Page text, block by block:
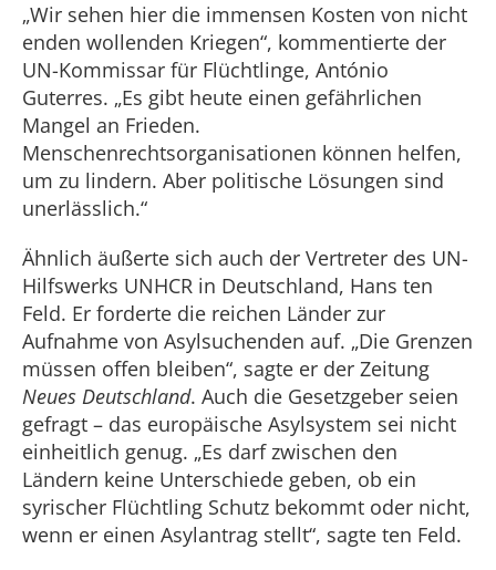
„Wir sehen hier die immensen Kosten von nicht
enden wollenden Kriegen“, kommentierte der
UN-Kommissar für Flüchtlinge, António
Guterres. „Es gibt heute einen gefährlichen
Mangel an Frieden.
Menschenrechtsorganisationen können helfen,
um zu lindern. Aber politische Lösungen sind
unerlässlich.“
Ähnlich äußerte sich auch der Vertreter des UN-
Hilfswerks UNHCR in Deutschland, Hans ten
Feld. Er forderte die reichen Länder zur
Aufnahme von Asylsuchenden auf. „Die Grenzen
müssen offen bleiben“, sagte er der Zeitung
Neues Deutschland. Auch die Gesetzgeber seien
gefragt – das europäische Asylsystem sei nicht
einheitlich genug. „Es darf zwischen den
Ländern keine Unterschiede geben, ob ein
syrischer Flüchtling Schutz bekommt oder nicht,
wenn er einen Asylantrag stellt“, sagte ten Feld.